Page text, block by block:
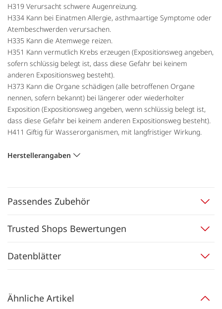
H319 Verursacht schwere Augenreizung.
H334 Kann bei Einatmen Allergie, asthmaartige Symptome oder
Atembeschwerden verursachen.
H335 Kann die Atemwege reizen.
H351 Kann vermutlich Krebs erzeugen (Expositionsweg angeben,
sofern schlüssig belegt ist, dass diese Gefahr bei keinem
anderen Expositionsweg besteht).
H373 Kann die Organe schädigen (alle betroffenen Organe
nennen, sofern bekannt) bei längerer oder wiederholter
Exposition (Expositionsweg angeben, wenn schlüssig belegt ist,
dass diese Gefahr bei keinem anderen Expositionsweg besteht).
H411 Giftig für Wasserorganismen, mit langfristiger Wirkung.
Herstellerangaben
Passendes Zubehör
Trusted Shops Bewertungen
Datenblätter
Ähnliche Artikel